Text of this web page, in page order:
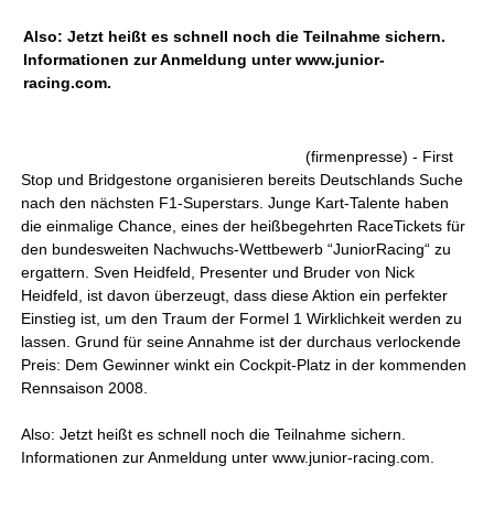
Also: Jetzt heißt es schnell noch die Teilnahme sichern.
Informationen zur Anmeldung unter www.junior-
racing.com.
(firmenpresse) - First
Stop und Bridgestone organisieren bereits Deutschlands Suche
nach den nächsten F1-Superstars. Junge Kart-Talente haben
die einmalige Chance, eines der heißbegehrten RaceTickets für
den bundesweiten Nachwuchs-Wettbewerb “JuniorRacing“ zu
ergattern. Sven Heidfeld, Presenter und Bruder von Nick
Heidfeld, ist davon überzeugt, dass diese Aktion ein perfekter
Einstieg ist, um den Traum der Formel 1 Wirklichkeit werden zu
lassen. Grund für seine Annahme ist der durchaus verlockende
Preis: Dem Gewinner winkt ein Cockpit-Platz in der kommenden
Rennsaison 2008.
Also: Jetzt heißt es schnell noch die Teilnahme sichern.
Informationen zur Anmeldung unter www.junior-racing.com.